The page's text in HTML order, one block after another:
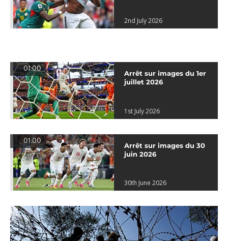
2nd July 2026
01:00
Arrêt sur images du 1er
juillet 2026
1st July 2026
01:00
Arrêt sur images du 30
juin 2026
30th June 2026